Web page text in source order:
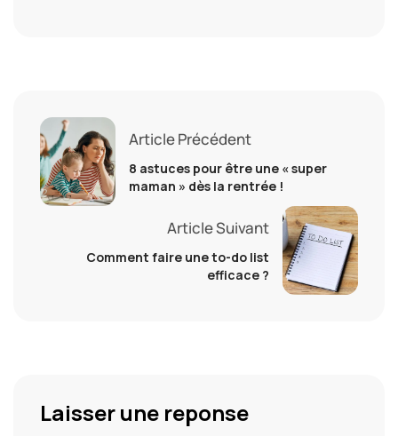
Article Précédent
8 astuces pour être une « super
maman » dès la rentrée !
Article Suivant
Comment faire une to-do list
efficace ?
Laisser une reponse